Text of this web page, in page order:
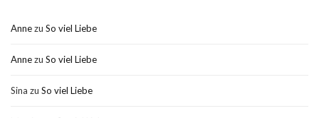
Annezu So viel Liebe
Annezu So viel Liebe
Sina zu So viel Liebe